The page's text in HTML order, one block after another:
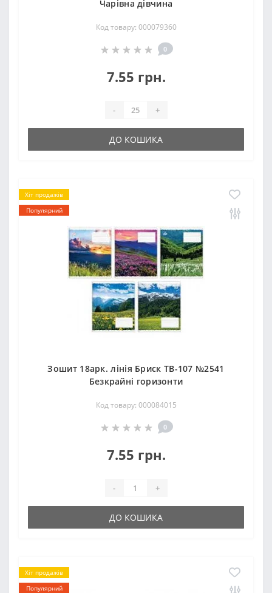
Чарiвна дiвчина
Код товару: 000079360
0
7.55 грн.
- +
ДО КОШИКА
Хіт продажів
Популярний
Зошит 18арк. лінія Бриск ТВ-107 №2541
Безкрайнi горизонти
Код товару: 000084015
0
7.55 грн.
- +
ДО КОШИКА
Хіт продажів
Популярний